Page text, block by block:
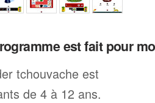
est fait pour
tchouvache est
de 4 à 12 ans.